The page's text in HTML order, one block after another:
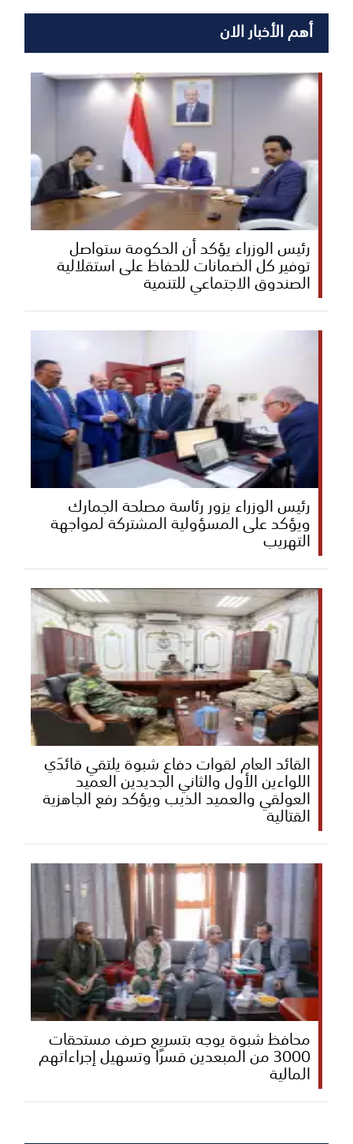
أهم الأخبار الان
رئيس الوزراء يؤكد أن الحكومة ستواصل
توفير كل الضمانات للحفاظ على استقلالية
الصندوق الاجتماعي للتنمية
رئيس الوزراء يزور رئاسة مصلحة الجمارك
ويؤكد على المسؤولية المشتركة لمواجهة
التهريب
القائد العام لقوات دفاع شبوة يلتقي قائدَي
اللواءين الأول والثاني الجديدين العميد
العولقي والعميد الذيب ويؤكد رفع الجاهزية
القتالية
محافظ شبوة يوجه بتسريع صرف مستحقات
3000 من المبعدين قسرًا وتسهيل إجراءاتهم
المالية